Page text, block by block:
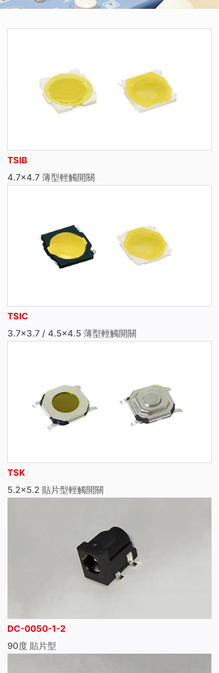
TSIB
4.7×4.7 薄型輕觸開關
TSIC
3.7×3.7 / 4.5×4.5 薄型輕觸開關
TSK
5.2×5.2 貼片型輕觸開關
DC-0050-1-2
90度 貼片型